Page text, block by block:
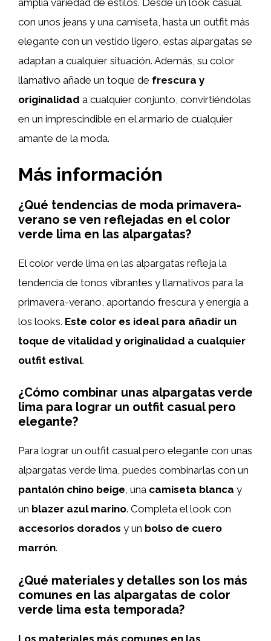
amplia variedad de estilos. Desde un look casual
con unos jeans y una camiseta, hasta un outfit más
elegante con un vestido ligero, estas alpargatas se
adaptan a cualquier situación. Además, su color
llamativo añade un toque de frescura y
originalidad a cualquier conjunto, convirtiéndolas
en un imprescindible en el armario de cualquier
amante de la moda.
Más información
¿Qué tendencias de moda primavera-
verano se ven reflejadas en el color
verde lima en las alpargatas?
El color verde lima en las alpargatas refleja la
tendencia de tonos vibrantes y llamativos para la
primavera-verano, aportando frescura y energía a
los looks. Este color es ideal para añadir un
toque de vitalidad y originalidad a cualquier
outfit estival.
¿Cómo combinar unas alpargatas verde
lima para lograr un outfit casual pero
elegante?
Para lograr un outfit casual pero elegante con unas
alpargatas verde lima, puedes combinarlas con un
pantalón chino beige, una camiseta blanca y
un blazer azul marino. Completa el look con
accesorios dorados y un bolso de cuero
marrón.
¿Qué materiales y detalles son los más
comunes en las alpargatas de color
verde lima esta temporada?
Los materiales más comunes en las